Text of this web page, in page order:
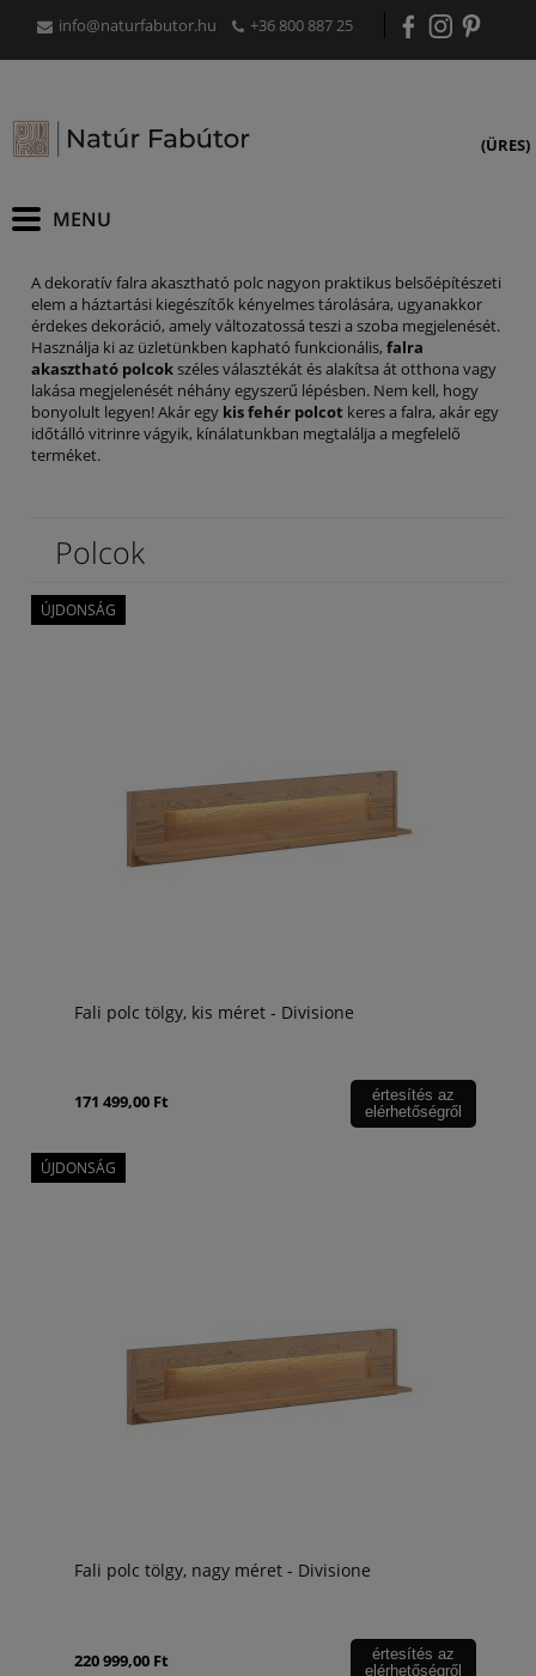
info@naturfabutor.hu +36 800 887 25
(ÜRES)
A dekoratív falra akasztható polc nagyon praktikus belsőépítészeti
elem a háztartási kiegészítők kényelmes tárolására, ugyanakkor
érdekes dekoráció, amely változatossá teszi a szoba megjelenését.
Használja ki az üzletünkben kapható funkcionális, falra
akasztható polcokszéles választékát és alakítsa át otthona vagy
lakása megjelenését néhány egyszerű lépésben. Nem kell, hogy
bonyolult legyen! Akár egy kis fehér polcot keres a falra, akár egy
időtálló vitrinre vágyik, kínálatunkban megtalálja a megfelelő
terméket.
Polcok
Fali polc tölgy, kis méret - Divisione
171 499,00 Ft
értesítés az
elérhetőségről
ÚJDONSÁG
Fali polc tölgy, nagy méret - Divisione
220 999,00 Ft
értesítés az
elérhetőségről
ÚJDONSÁG